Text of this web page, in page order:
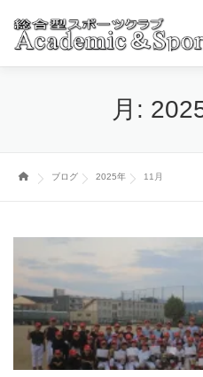
アカスポについ
月:
ブログ 2025年 11月